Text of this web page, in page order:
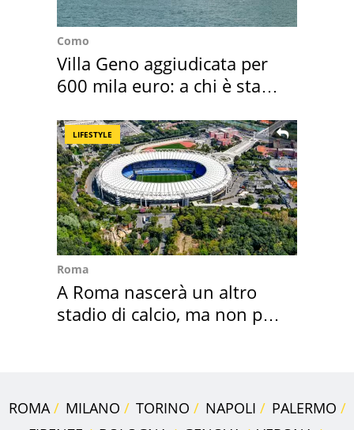
Como
Villa Geno aggiudicata per
600 mila euro: a chi è stata
LIFESTYLE
Roma
A Roma nascerà un altro
stadio di calcio, ma non per
ROMA MILANO TORINO NAPOLI
PALERMO